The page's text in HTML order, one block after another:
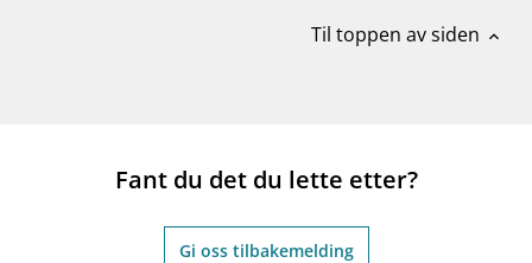
Til toppen av siden expand_less
Fant du det du lette etter?
Gi oss tilbakemelding